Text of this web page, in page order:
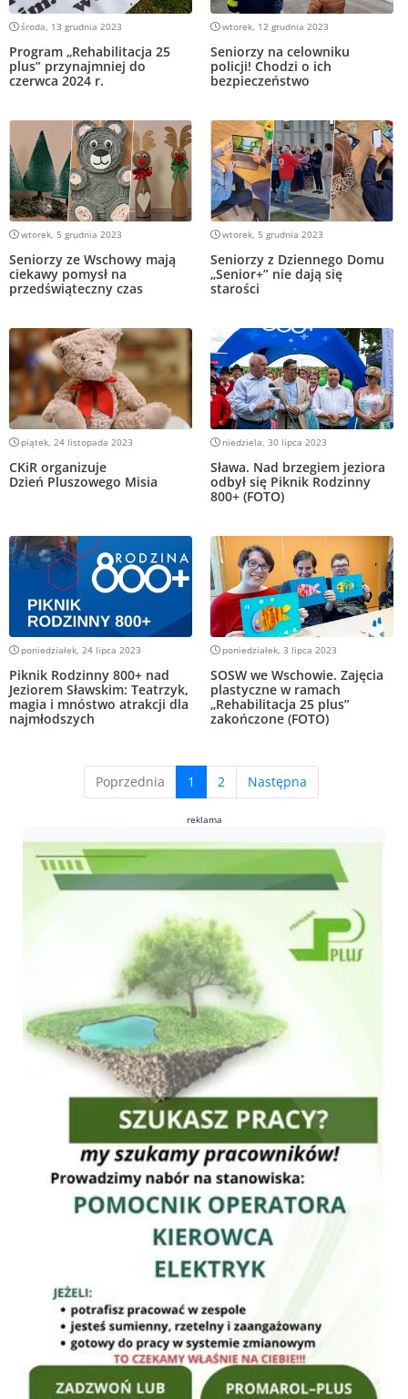
środa, 13 grudnia 2023
Program „Rehabilitacja 25
plus” przynajmniej do
czerwca 2024 r.
wtorek, 12 grudnia 2023
Seniorzy na celowniku
policji! Chodzi o ich
bezpieczeństwo
wtorek, 5 grudnia 2023
Seniorzy ze Wschowy mają
ciekawy pomysł na
przedświąteczny czas
wtorek, 5 grudnia 2023
Seniorzy z Dziennego Domu
„Senior+” nie dają się
starości
piątek, 24 listopada 2023
CKiR organizuje
Dzień Pluszowego Misia
niedziela, 30 lipca 2023
Sława. Nad brzegiem jeziora
odbył się Piknik Rodzinny
800+ (FOTO)
poniedziałek, 24 lipca 2023
Piknik Rodzinny 800+ nad
Jeziorem Sławskim: Teatrzyk,
magia i mnóstwo atrakcji dla
najmłodszych
poniedziałek, 3 lipca 2023
SOSW we Wschowie. Zajęcia
plastyczne w ramach
„Rehabilitacja 25 plus”
zakończone (FOTO)
Poprzednia 1 (current)
2 Następna
reklama